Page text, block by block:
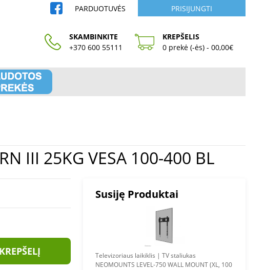
PARDUOTUVĖS PRISIJUNGTI
SKAMBINKITE
+370 600 55111
KREPŠELIS
0 prekė (-ės) - 00,00€
MB TILT&amp;TURN III 25KG VESA 100-400 BL
Susiję Produktai
Televizoriaus laikiklis | TV staliukas
NEOMOUNTS LEVEL-750 WALL MOUNT (XL, 100